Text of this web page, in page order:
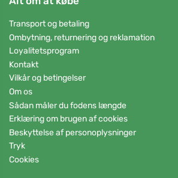
Transport og betaling
Ombytning, returnering og reklamation
Loyalitetsprogram
Kontakt
Vilkår og betingelser
Om os
Sådan måler du fodens længde
Erklæring om brugen af cookies
Beskyttelse af personoplysninger
Tryk
Cookies